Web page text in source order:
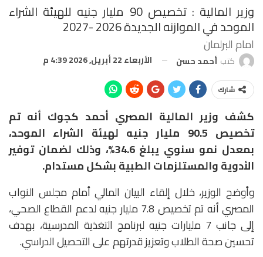
وزير المالية : تخصيص 90 مليار جنيه للهيئة الشراء
الموحد في الموازنه الجديدة 2026 -2027
امام البرلمان
كتب أحمد حسن الأربعاء 22 أبريل, 2026 4:39 م
شارك
كشف وزير المالية المصري أحمد كجوك أنه تم
تخصيص 90.5 مليار جنيه لهيئة الشراء الموحد،
بمعدل نمو سنوي يبلغ 34.6%، وذلك لضمان توفير
الأدوية والمستلزمات الطبية بشكل مستدام.
وأوضح الوزير، خلال إلقاء البيان المالي أمام مجلس النواب
المصري أنه تم تخصيص 7.8 مليار جنيه لدعم القطاع الصحي،
إلى جانب 7 مليارات جنيه لبرنامج التغذية المدرسية، بهدف
تحسين صحة الطلاب وتعزيز قدرتهم على التحصيل الدراسي.